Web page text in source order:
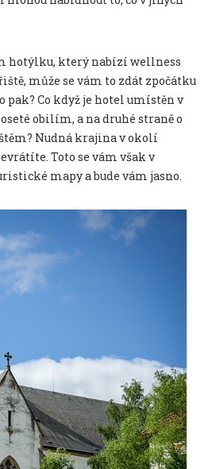
hotýlku, který nabízí wellness
může se vám to zdát zpočátku
pak? Co když je hotel umístěn v
obilím, a na druhé straně o
Nudná krajina v okolí
Toto se vám však v
mapy a bude vám jasno.